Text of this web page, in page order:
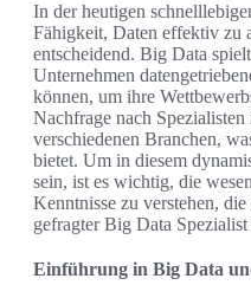
In der heutigen
Fähigkeit, Daten effektiv zu
entscheidend. Big Data
Unternehmen
können, um ihre
Nachfrage nach
verschiedenen Branchen,
bietet. Um in diesem
sein, ist es wichtig, die
Kenntnisse zu verstehen,
gefragter Big Data
Einführung in Big Data